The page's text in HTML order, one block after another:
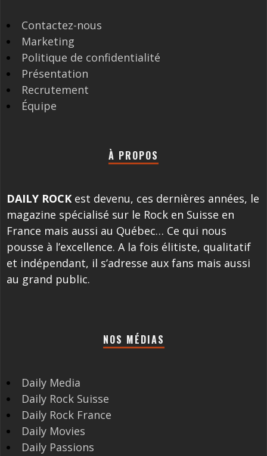
Contactez-nous
Marketing
Politique de confidentialité
Présentation
Recrutement
Équipe
À PROPOS
DAILY ROCK est devenu, ces dernières années, le
magazine spécialisé sur le Rock en Suisse en
France mais aussi au Québec… Ce qui nous
pousse à l’excellence. A la fois élitiste, qualitatif
et indépendant, il s’adresse aux fans mais aussi
au grand public.
NOS MÉDIAS
Daily Media
Daily Rock Suisse
Daily Rock France
Daily Movies
Daily Passions